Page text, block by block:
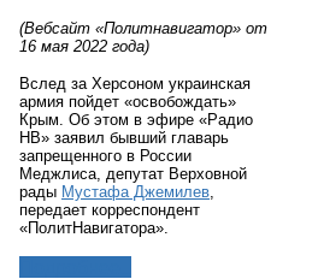
(Вебсайт «Политнавигатор» от
16 мая 2022 года)
Вслед за Херсоном украинская
армия пойдет «освобождать»
Крым. Об этом в эфире «Радио
НВ» заявил бывший главарь
запрещенного в России
Меджлиса, депутат Верховной
рады Мустафа Джемилев
передает корреспондент
«ПолитНавигатора».